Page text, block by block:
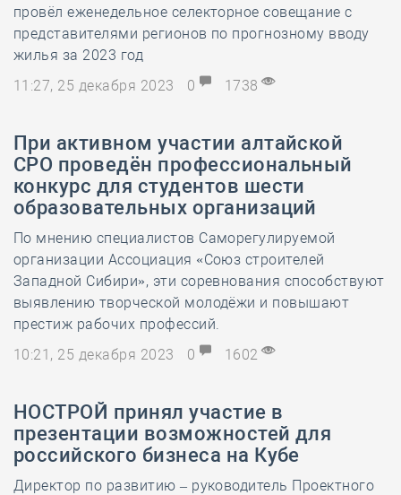
провёл еженедельное селекторное совещание с
представителями регионов по прогнозному вводу
жилья за 2023 год
11:27, 25 декабря 2023
0 1738
При активном участии алтайской
СРО проведён профессиональный
конкурс для студентов шести
образовательных организаций
По мнению специалистов Саморегулируемой
организации Ассоциация «Союз строителей
Западной Сибири», эти соревнования способствуют
выявлению творческой молодёжи и повышают
престиж рабочих профессий.
10:21, 25 декабря 2023
0 1602
НОСТРОЙ принял участие в
презентации возможностей для
российского бизнеса на Кубе
Директор по развитию – руководитель Проектного